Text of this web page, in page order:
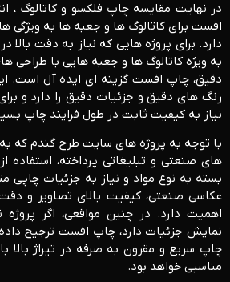
در نهایت مقایسه چاپ فلکسو و کاتالوگ ،
افست برای کاتالوگ‌ ها و جعبه‌ ها به
دارد. برای پروژه‌ هایی که نیاز به دقت بالا
به‌ ویژه کاتالوگ ‌ها و جعبه ‌هایی با طراحی
دقیق، چاپ افست گزینه‌ ای ایده ‌آل است.
رنگ ‌های دقیق و جزئیات دقیق را دارد و
نیاز به کیفیت ثابت در طول فرایند چاپ
با توجه به پروژه‌ های سایت طرح گندم که
های صنعتی و تبلیغاتی پرداخته،
بسته به نوع مواد و نیاز به جزئیات
عکاسی صنعتی، کیفیت بالای تصاویر و
اهمیت دارد. در چنین مواقعی، اگر پروژه
نمایش جزئیات دارد، چاپ افست ترجیح داده
چاپ سریع و مقرون‌ به ‌صرفه در تیراژ بالا
مناسبی خواهد بود.